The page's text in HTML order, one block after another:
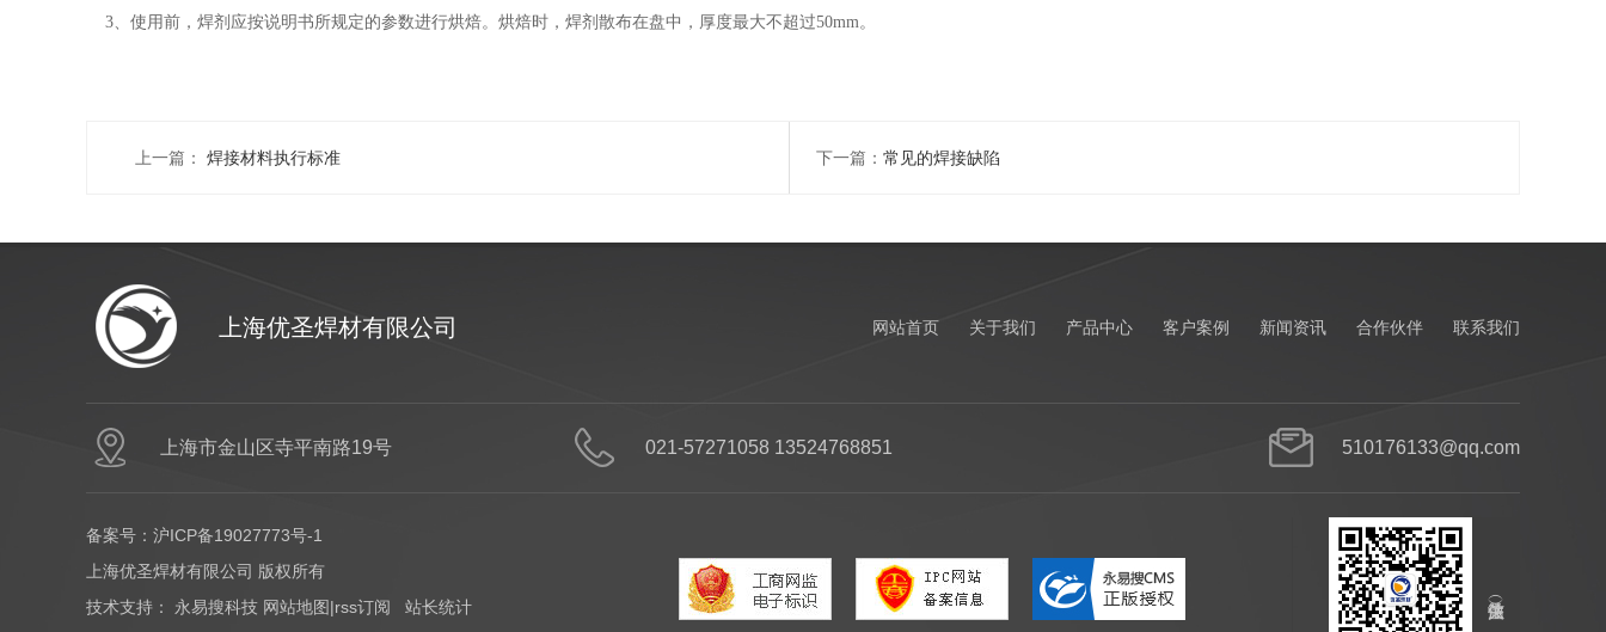
3、使用前，焊剂应按说明书所规定的参数进行烘焙。烘焙时，焊剂散布在盘中，厚度最大不超过50mm。
上一篇： 焊接材料执行标准 下一篇：常见的焊接缺陷
上海优圣焊材有限公司 网站首页 关于我们 产品中心 客户案例 新闻资讯 合作伙伴 联系我们
上海市金山区寺平南路19号 021-57271058 13524768851 510176133@qq.com
备案号： 沪ICP备19027773号-1
上海优圣焊材有限公司 版权所有
技术支持： 永易搜科技 网站地图|rss订阅 站长统计